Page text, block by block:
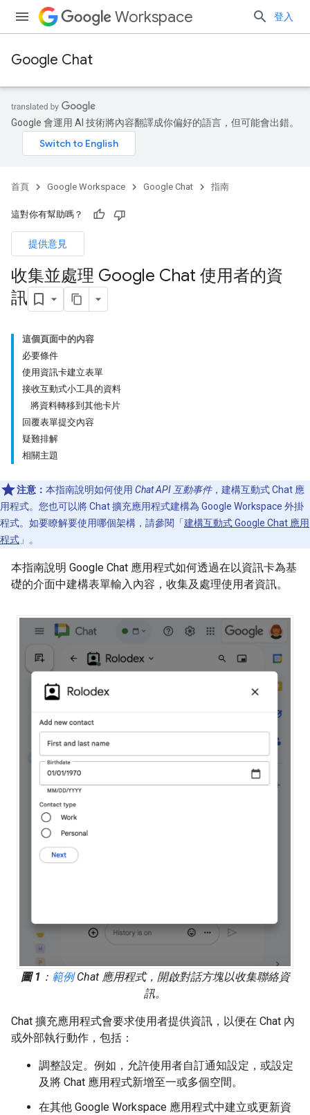
Workspace 登入
Google Chat
Google 會運用 AI 技術將內容翻譯成你偏好的語言，但可能會出錯。
首頁 Google Workspace Google Chat 指南
這對你有幫助嗎？
提供意見
收集並處理 Google Chat 使用者的資
訊
這個頁面中的內容
必要條件
使用資訊卡建立表單
接收互動式小工具的資料
將資料轉移到其他卡片
回覆表單提交內容
疑難排解
相關主題
注意： 本指南說明如何使用 Chat API 互動事件，建構互動式 Chat 應
用程式。您也可以將 Chat 擴充應用程式建構為 Google Workspace 外掛
程式。如要瞭解要使用哪個架構，請參閱「 建構互動式 Google Chat 應用
程式 」。
本指南說明 Google Chat 應用程式如何透過在以資訊卡為基
礎的介面中建構表單輸入內容，收集及處理使用者資訊。
圖 1 ： 範例Chat 應用程式，開啟對話方塊以收集聯絡資
訊。
Chat 擴充應用程式會要求使用者提供資訊，以便在 Chat 內
或外部執行動作，包括：
調整設定。例如，允許使用者自訂通知設定，或設定
及將 Chat 應用程式新增至一或多個空間。
在其他 Google Workspace 應用程式中建立或更新資